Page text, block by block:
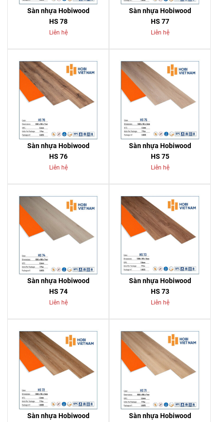
Sàn nhựa Hobiwood
HS 78
Liên hệ
Sàn nhựa Hobiwood
HS 77
Liên hệ
Sàn nhựa Hobiwood
HS 76
Liên hệ
Sàn nhựa Hobiwood
HS 75
Liên hệ
Sàn nhựa Hobiwood
HS 74
Liên hệ
Sàn nhựa Hobiwood
HS 73
Liên hệ
Sàn nhựa Hobiwood
Sàn nhựa Hobiwood